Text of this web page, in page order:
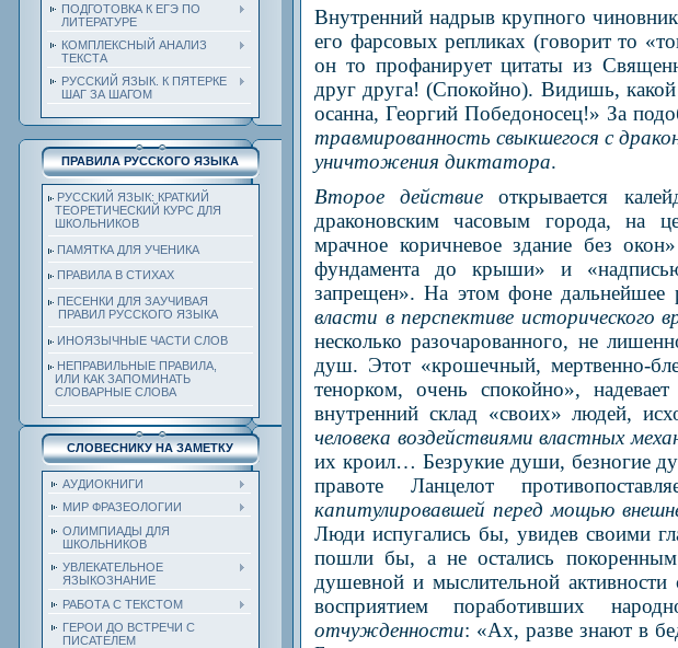
ПОДГОТОВКА К ЕГЭ ПО
ЛИТЕРАТУРЕ
КОМПЛЕКСНЫЙ АНАЛИЗ
ТЕКСТА
РУССКИЙ ЯЗЫК. К ПЯТЕРКЕ
ШАГ ЗА ШАГОМ
ПРАВИЛА РУССКОГО ЯЗЫКА
РУССКИЙ ЯЗЫК: КРАТКИЙ
ТЕОРЕТИЧЕСКИЙ КУРС ДЛЯ
ШКОЛЬНИКОВ
ПАМЯТКА ДЛЯ УЧЕНИКА
ПРАВИЛА В СТИХАХ
ПЕСЕНКИ ДЛЯ ЗАУЧИВАЯ
ПРАВИЛ РУССКОГО ЯЗЫКА
ИНОЯЗЫЧНЫЕ ЧАСТИ СЛОВ
НЕПРАВИЛЬНЫЕ ПРАВИЛА,
ИЛИ КАК ЗАПОМИНАТЬ
СЛОВАРНЫЕ СЛОВА
СЛОВЕСНИКУ НА ЗАМЕТКУ
АУДИОКНИГИ
МИР ФРАЗЕОЛОГИИ
ОЛИМПИАДЫ ДЛЯ
ШКОЛЬНИКОВ
УВЛЕКАТЕЛЬНОЕ
ЯЗЫКОЗНАНИЕ
РАБОТА С ТЕКСТОМ
ГЕРОИ ДО ВСТРЕЧИ С
ПИСАТЕЛЕМ
Внутренний надрыв крупного
его фарсовых репликах (говорит то
он то профанирует цитаты из
друг друга! (Спокойно). Видишь, какой
осанна, Георгий Победоносец!» За
травмированность свыкшегося с
уничтожения диктатора.
Второе действие открывается
драконовским часовым города, на
мрачное коричневое здание без
фундамента до крыши» и
запрещен». На этом фоне дальнейшее
власти в перспективе исторического
несколько разочарованного, не
душ. Этот «крошечный, мертвенно-
тенорком, очень спокойно»,
внутренний склад «своих» людей,
человека воздействиями властных
их кроил… Безрукие души, безногие
правоте Ланцелот
капитулировавшей перед мощью
Люди испугались бы, увидев своими
пошли бы, а не остались
душевной и мыслительной активности
восприятием поработивших
отчужденности: «Ах, разве знают в